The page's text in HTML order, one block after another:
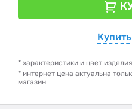
* характеристики и цвет
* интернет цена актуальна
магазин